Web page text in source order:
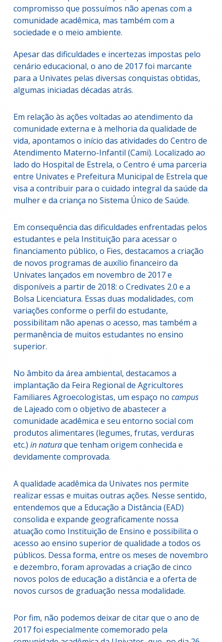
compromisso que possuímos não apenas com a
comunidade acadêmica, mas também com a
sociedade e o meio ambiente.
Apesar das dificuldades e incertezas impostas pelo
cenário educacional, o ano de 2017 foi marcante
para a Univates pelas diversas conquistas obtidas,
algumas iniciadas décadas atrás.
Em relação às ações voltadas ao atendimento da
comunidade externa e à melhoria da qualidade de
vida, apontamos o início das atividades do Centro de
Atendimento Materno-Infantil (Cami). Localizado ao
lado do Hospital de Estrela, o Centro é uma parceria
entre Univates e Prefeitura Municipal de Estrela que
visa a contribuir para o cuidado integral da saúde da
mulher e da criança no Sistema Único de Saúde.
Em consequência das dificuldades enfrentadas pelos
estudantes e pela Instituição para acessar o
financiamento público, o Fies, destacamos a criação
de novos programas de auxílio financeiro da
Univates lançados em novembro de 2017 e
disponíveis a partir de 2018: o Credivates 2.0 e a
Bolsa Licenciatura. Essas duas modalidades, com
variações conforme o perfil do estudante,
possibilitam não apenas o acesso, mas também a
permanência de muitos estudantes no ensino
superior.
No âmbito da área ambiental, destacamos a
implantação da Feira Regional de Agricultores
Familiares Agroecologistas, um espaço no campus
de Lajeado com o objetivo de abastecer a
comunidade acadêmica e seu entorno social com
produtos alimentares (legumes, frutas, verduras
etc.) in naturaque tenham origem conhecida e
devidamente comprovada.
A qualidade acadêmica da Univates nos permite
realizar essas e muitas outras ações. Nesse sentido,
entendemos que a Educação a Distância (EAD)
consolida e expande geograficamente nossa
atuação como Instituição de Ensino e possibilita o
acesso ao ensino superior de qualidade a todos os
públicos. Dessa forma, entre os meses de novembro
e dezembro, foram aprovadas a criação de cinco
novos polos de educação a distância e a oferta de
novos cursos de graduação nessa modalidade.
Por fim, não podemos deixar de citar que o ano de
2017 foi especialmente comemorado pela